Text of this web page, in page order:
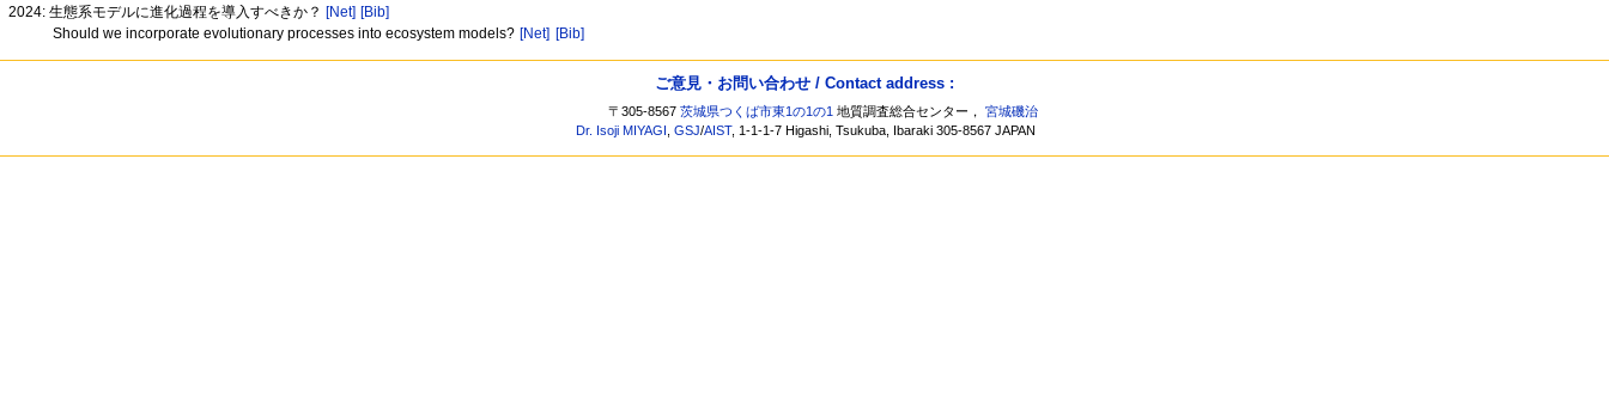
2024: 生態系モデルに進化過程を導入すべきか？ [Net] [Bib]
Should we incorporate evolutionary processes into ecosystem models? [Net] [Bib]
ご意見・お問い合わせ / Contact address :
〒305-8567茨城県つくば市東1の1の1 地質調査総合センター，宮城磯治
Dr. Isoji MIYAGI ,GSJ/AIST, 1-1-1-7 Higashi, Tsukuba, Ibaraki 305-8567 JAPAN